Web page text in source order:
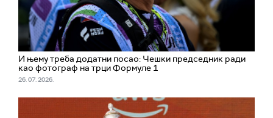
И њему треба додатни посао: Чешки председник ради
као фотограф на трци Формуле 1
26. 07. 2026.